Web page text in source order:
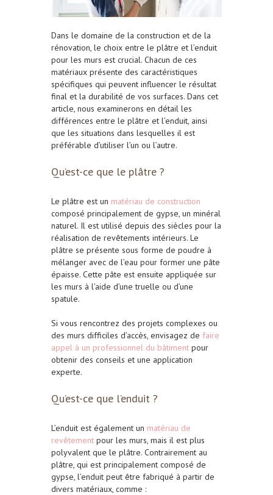
Dans le domaine de la construction et de la
rénovation, le choix entre le plâtre et l’enduit
pour les murs est crucial. Chacun de ces
matériaux présente des caractéristiques
spécifiques qui peuvent influencer le résultat
final et la durabilité de vos surfaces. Dans cet
article, nous examinerons en détail les
différences entre le plâtre et l’enduit, ainsi
que les situations dans lesquelles il est
préférable d’utiliser l’un ou l’autre.
Qu’est-ce que le plâtre ?
Le plâtre est un matériau de construction
composé principalement de gypse, un minéral
naturel. Il est utilisé depuis des siècles pour la
réalisation de revêtements intérieurs. Le
plâtre se présente sous forme de poudre à
mélanger avec de l’eau pour former une pâte
épaisse. Cette pâte est ensuite appliquée sur
les murs à l’aide d’une truelle ou d’une
spatule.
Si vous rencontrez des projets complexes ou
des murs difficiles d’accès, envisagez de faire
appel à un professionnel du bâtiment pour
obtenir des conseils et une application
experte.
Qu’est-ce que l’enduit ?
L’enduit est également un matériau de
revêtement pour les murs, mais il est plus
polyvalent que le plâtre. Contrairement au
plâtre, qui est principalement composé de
gypse, l’enduit peut être fabriqué à partir de
divers matériaux, comme :